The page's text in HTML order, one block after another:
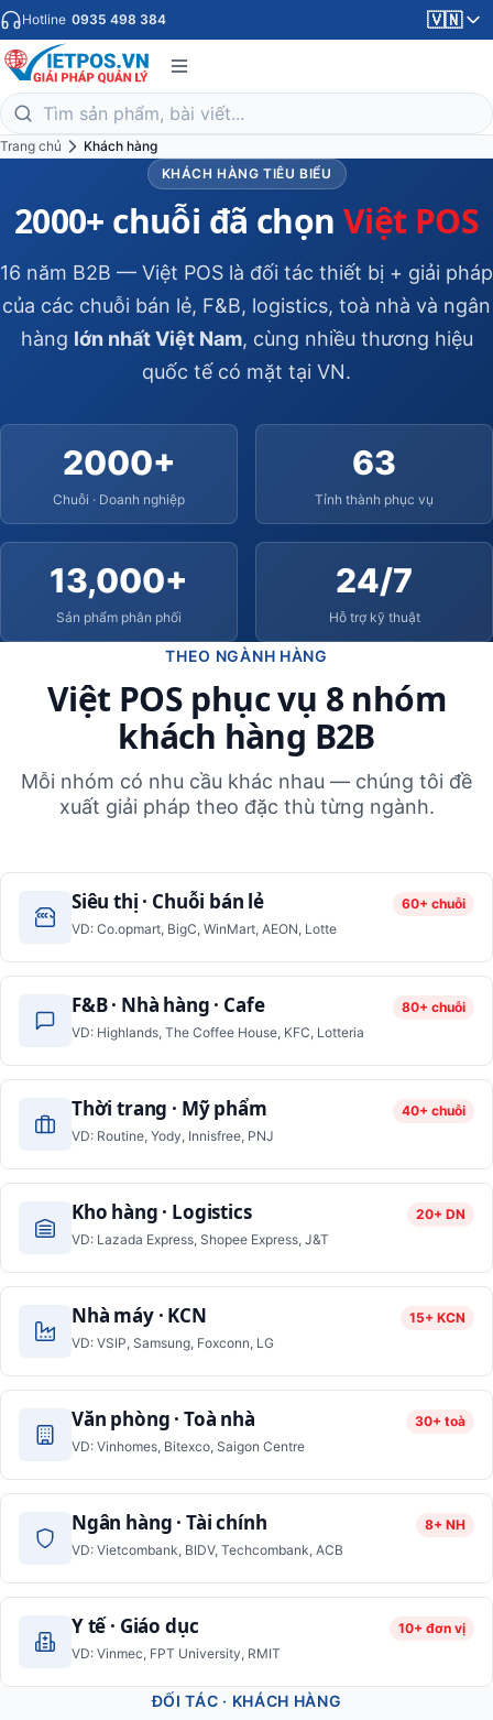
Hotline 0935 498 384 🇻🇳
Trang chủ
Khách hàng
KHÁCH HÀNG TIÊU BIỂU
2000+ chuỗi đã chọn Việt POS
16 năm B2B — Việt POS là đối tác thiết bị + giải pháp
của các chuỗi bán lẻ, F&B, logistics, toà nhà và ngân
hàng lớn nhất Việt Nam, cùng nhiều thương hiệu
quốc tế có mặt tại VN.
2000+
Chuỗi · Doanh nghiệp
63
Tỉnh thành phục vụ
13,000+
Sản phẩm phân phối
24/7
Hỗ trợ kỹ thuật
THEO NGÀNH HÀNG
Việt POS phục vụ 8 nhóm
khách hàng B2B
Mỗi nhóm có nhu cầu khác nhau — chúng tôi đề
xuất giải pháp theo đặc thù từng ngành.
Siêu thị · Chuỗi bán lẻ
60+ chuỗi
VD: Co.opmart, BigC, WinMart, AEON, Lotte
F&B · Nhà hàng · Cafe
80+ chuỗi
VD: Highlands, The Coffee House, KFC, Lotteria
Thời trang · Mỹ phẩm
40+ chuỗi
VD: Routine, Yody, Innisfree, PNJ
Kho hàng · Logistics
20+ DN
VD: Lazada Express, Shopee Express, J&T
Nhà máy · KCN
15+ KCN
VD: VSIP, Samsung, Foxconn, LG
Văn phòng · Toà nhà
30+ toà
VD: Vinhomes, Bitexco, Saigon Centre
Ngân hàng · Tài chính
8+ NH
VD: Vietcombank, BIDV, Techcombank, ACB
Y tế · Giáo dục
10+ đơn vị
VD: Vinmec, FPT University, RMIT
ĐỐI TÁC · KHÁCH HÀNG